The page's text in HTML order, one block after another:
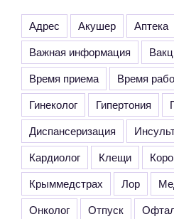
Адрес Акушер Аптека
Важная информация
Время приема
Время
Гинеколог
Гипертония
Диспансеризация
Кардиолог
Клещи
Крыммедстрах
Лор
Онколог
Отпуск